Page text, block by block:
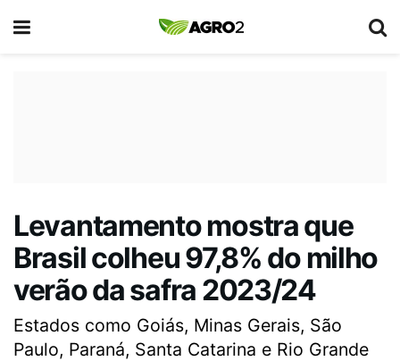
Levantamento mostra que
Brasil colheu 97,8% do milho
verão da safra 2023/24
Estados como Goiás, Minas Gerais, São
Paulo, Paraná, Santa Catarina e Rio Grande